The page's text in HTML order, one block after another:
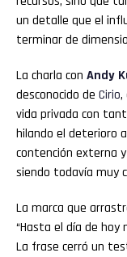
un detalle que el
terminar de
La charla con Andy
desconocido de Cirio,
vida privada con
hilando el deterioro
contención externa
siendo todavía muy
La marca que
“Hasta el día de hoy
La frase cerró un